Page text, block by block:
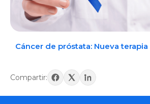
Cáncer de próstata: Nueva
Compartir: